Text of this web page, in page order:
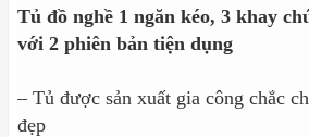
Tủ đồ nghề 1 ngăn kéo, 3 khay
với 2 phiên bản tiện dụng
– Tủ được sản xuất gia công chắc
đẹp